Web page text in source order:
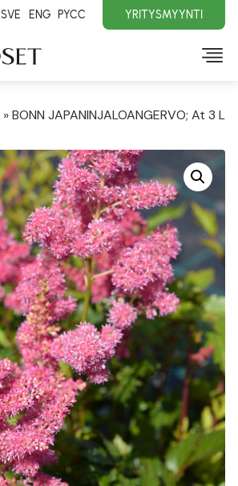
SVE ENG PYCC YRITYSMYYNTI
»BONN JAPANINJALOANGERVO; At 3 L